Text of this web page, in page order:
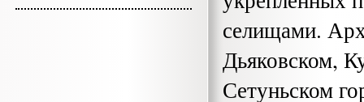
селищами.
Дьяковском,
Сетуньском